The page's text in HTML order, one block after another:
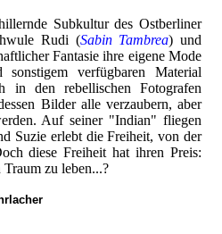
Subkultur des Ostberliner
Rudi (Sabin Tambrea) und
Fantasie ihre eigene Mode
sonstigem verfügbaren Material
in den rebellischen Fotografen
Bilder alle verzaubern, aber
Auf seiner "Indian" fliegen
Suzie erlebt die Freiheit, von der
diese Freiheit hat ihren Preis:
zu leben...?